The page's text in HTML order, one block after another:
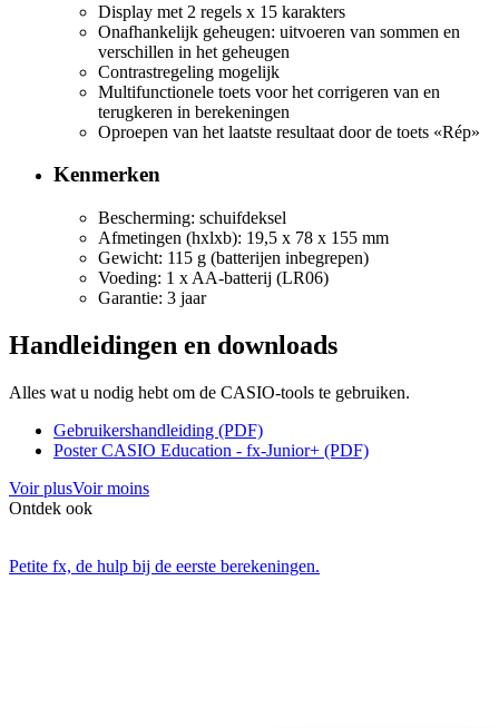
Display met 2 regels x 15 karakters
Onafhankelijk geheugen: uitvoeren van sommen en
verschillen in het geheugen
Contrastregeling mogelijk
Multifunctionele toets voor het corrigeren van en
terugkeren in berekeningen
Oproepen van het laatste resultaat door de toets «Rép»
Kenmerken
Bescherming: schuifdeksel
Afmetingen (hxlxb): 19,5 x 78 x 155 mm
Gewicht: 115 g (batterijen inbegrepen)
Voeding: 1 x AA-batterij (LR06)
Garantie: 3 jaar
Handleidingen en downloads
Alles wat u nodig hebt om de CASIO-tools te gebruiken.
Gebruikershandleiding (PDF)
Poster CASIO Education - fx-Junior+ (PDF)
Voir plusVoir moins
Ontdek ook
Petite fx, de hulp bij de eerste berekeningen.